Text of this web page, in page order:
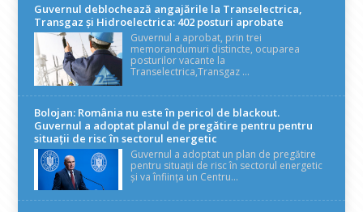
Guvernul deblochează angajările la Transelectrica,
Transgaz și Hidroelectrica: 402 posturi aprobate
Guvernul a aprobat, prin trei
memorandumuri distincte, ocuparea
posturilor vacante la
Transelectrica,Transgaz ...
Bolojan: România nu este în pericol de blackout.
Guvernul a adoptat planul de pregătire pentru pentru
situații de risc în sectorul energetic
Guvernul a adoptat un plan de pregătire
pentru situații de risc în sectorul energetic
și va înființa un Centru...